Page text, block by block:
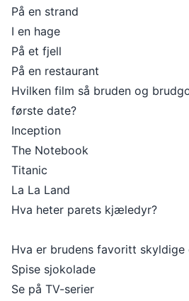
På en strand
I en hage
På et fjell
På en restaurant
Hvilken film så bruden og
første date?
Inception
The Notebook
Titanic
La La Land
Hva heter parets kjæledyr?
Hva er brudens favoritt skyldige
Spise sjokolade
Se på TV-serier